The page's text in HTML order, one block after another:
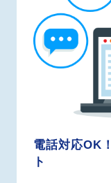
電話対応OK
ト